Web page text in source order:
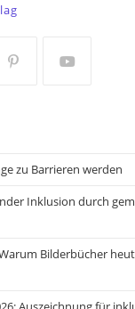
new
zu Barrieren werden
Inklusion durch
Bilderbücher